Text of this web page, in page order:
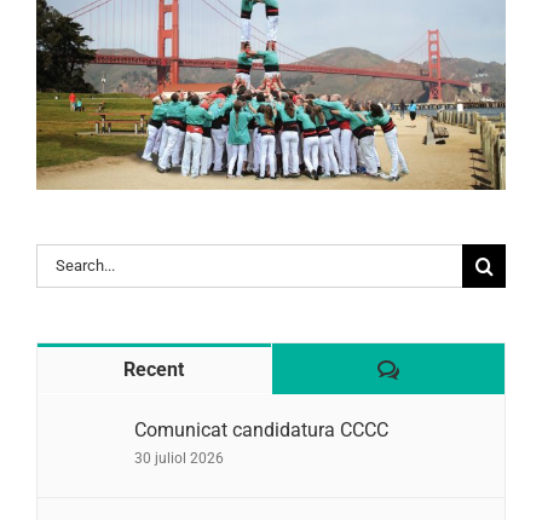
Search
for:
Recent Comentaris
Comunicat candidatura CCCC
30 juliol 2026